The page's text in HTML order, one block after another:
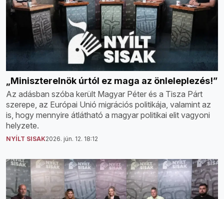
„Miniszterelnök úrtól ez maga az önleleplezés!”
Az adásban szóba került Magyar Péter és a Tisza Párt
szerepe, az Európai Unió migrációs politikája, valamint az
is, hogy mennyire átlátható a magyar politikai elit vagyoni
helyzete.
NYÍLT SISAK2026. jún. 12. 18:12